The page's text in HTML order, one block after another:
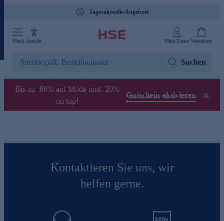
Tagesaktuelle Angebote
Menü Ansicht Mein Konto Warenkorb
Suchen
Bis zu -60% auf Mode und -20%
on top!
Gutschein aktivieren
Kontaktieren Sie uns, wir
helfen gerne.